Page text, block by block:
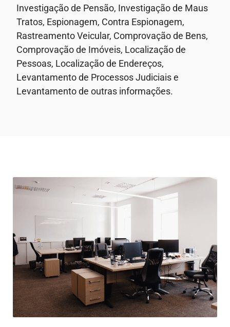
Investigação de Pensão, Investigação de Maus
Tratos, Espionagem, Contra Espionagem,
Rastreamento Veicular, Comprovação de Bens,
Comprovação de Imóveis, Localização de
Pessoas, Localização de Endereços,
Levantamento de Processos Judiciais e
Levantamento de outras informações.